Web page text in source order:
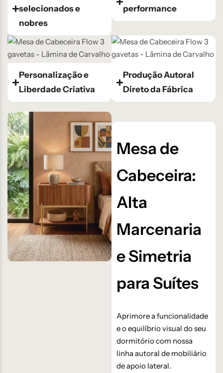
selecionados e
nobres
performance
Personalização e
Liberdade Criativa
Produção Autoral
Direto da Fábrica
Mesa de
Cabeceira:
Alta
Marcenaria
e Simetria
para Suítes
Aprimore a funcionalidade
e o equilíbrio visual do seu
dormitório com nossa
linha autoral de mobiliário
de apoio lateral.